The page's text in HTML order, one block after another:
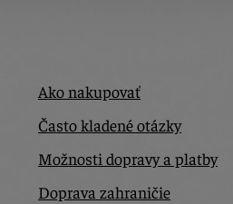
Ako nakupovať
Často kladené otázky
Možnosti dopravy a platby
Doprava zahraničie